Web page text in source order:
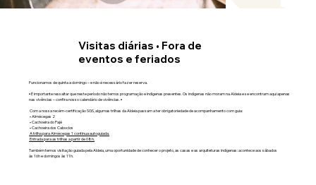
Visitas diárias • Fora de
eventos e feriados
Funcionamos de quinta a domingo – e não é necessário fazer reserva.
▪︎ É importante ressaltar que neste período não temos programação e indígenas presentes. Os indígenas não moram na Aldeia e se encontram aqui apenas
nas vivências – confira nosso calendário de vivências. ▪︎
Com a nossa recém-certificação SGS, algumas trilhas da Aldeia passam a ter obrigatoriedade de acompanhamento com guia:
• Almécegas 2
• Cachoeira do Pajé
• Cachoeira dos Caboclos
A trilha para Almécegas 1 continua autoguiada.
Entrada para as trilhas a partir de 08h.
Também temos visitação guiada pela Aldeia, uma oportunidade de conhecer o projeto, as casas e as arquiteturas indígenas: acontece aos sábados
às 16h e domingos às 11h.